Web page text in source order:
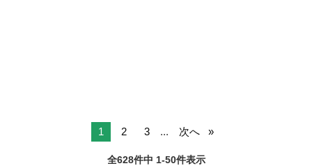
1 2 3 ... 次へ
全628件中 1-50件表示